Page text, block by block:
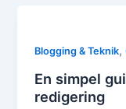
Blogging & Teknik,
En simpel
redigering